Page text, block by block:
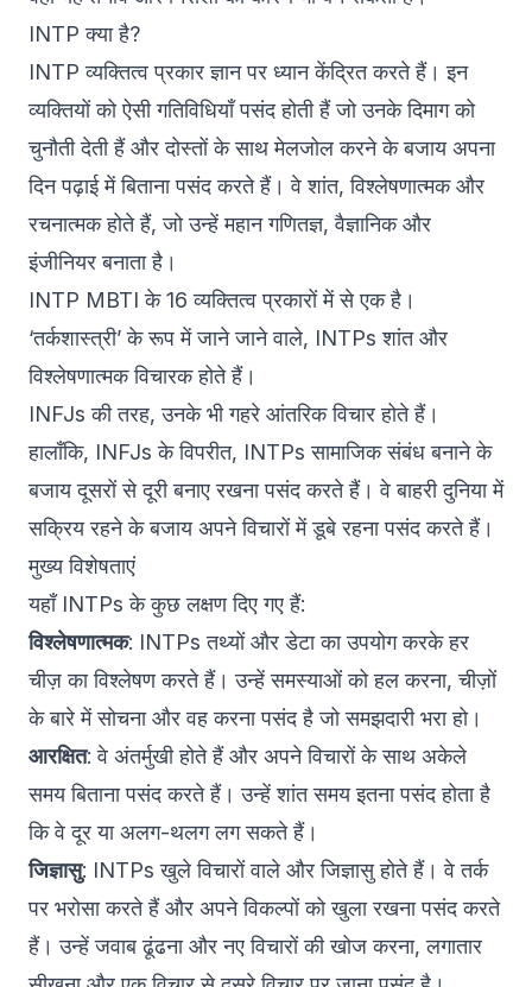
INTP क्या है?
INTP व्यक्तित्व प्रकार ज्ञान पर ध्यान केंद्रित करते हैं। इन
व्यक्तियों को ऐसी गतिविधियाँ पसंद होती हैं जो उनके दिमाग को
चुनौती देती हैं और दोस्तों के साथ मेलजोल करने के बजाय अपना
दिन पढ़ाई में बिताना पसंद करते हैं। वे शांत, विश्लेषणात्मक और
रचनात्मक होते हैं, जो उन्हें महान गणितज्ञ, वैज्ञानिक और
इंजीनियर बनाता है।
INTP MBTI के 16 व्यक्तित्व प्रकारों में से एक है।
‘तर्कशास्त्री’ के रूप में जाने जाने वाले, INTPs शांत और
विश्लेषणात्मक विचारक होते हैं।
INFJs की तरह, उनके भी गहरे आंतरिक विचार होते हैं।
हालाँकि, INFJs के विपरीत, INTPs सामाजिक संबंध बनाने के
बजाय दूसरों से दूरी बनाए रखना पसंद करते हैं। वे बाहरी दुनिया में
सक्रिय रहने के बजाय अपने विचारों में डूबे रहना पसंद करते हैं।
मुख्य विशेषताएं
यहाँ INTPs के कुछ लक्षण दिए गए हैं:
विश्लेषणात्मक: INTPs तथ्यों और डेटा का उपयोग करके हर
चीज़ का विश्लेषण करते हैं। उन्हें समस्याओं को हल करना, चीज़ों
के बारे में सोचना और वह करना पसंद है जो समझदारी भरा हो।
आरक्षित: वे अंतर्मुखी होते हैं और अपने विचारों के साथ अकेले
समय बिताना पसंद करते हैं। उन्हें शांत समय इतना पसंद होता है
कि वे दूर या अलग-थलग लग सकते हैं।
जिज्ञासु: INTPs खुले विचारों वाले और जिज्ञासु होते हैं। वे तर्क
पर भरोसा करते हैं और अपने विकल्पों को खुला रखना पसंद करते
हैं। उन्हें जवाब ढूंढना और नए विचारों की खोज करना, लगातार